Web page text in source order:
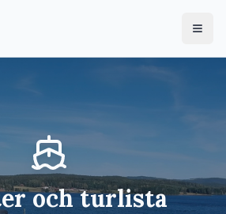
och turlista